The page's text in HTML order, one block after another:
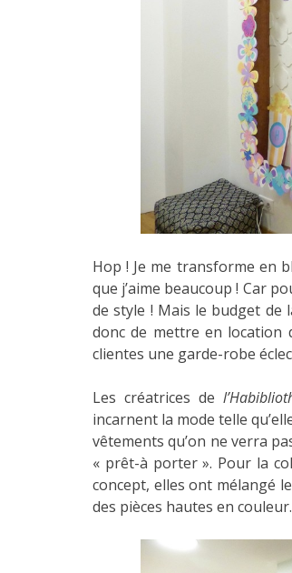
Hop ! Je me transforme en
que j’aime beaucoup ! Car
de style ! Mais le budget de
donc de mettre en location
clientes une garde-robe
Les créatrices de
incarnent la mode telle
vêtements qu’on ne verra
« prêt-à porter ». Pour la
concept, elles ont mélangé
des pièces hautes en couleur.